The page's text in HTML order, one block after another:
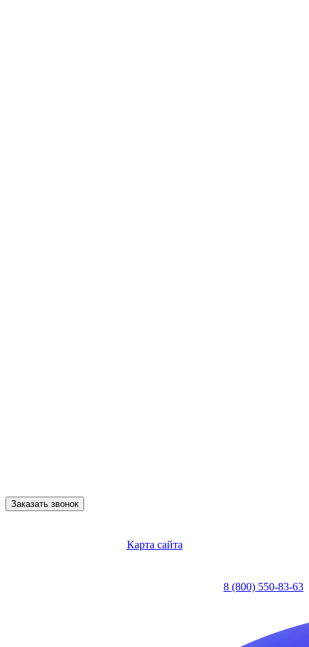
Заказать звонок
Карта сайта
8 (800) 550-83-63